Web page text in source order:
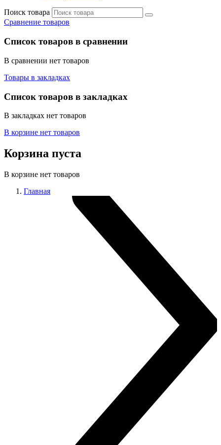
Поиск товара
Сравнение товаров
Список товаров в сравнении
В сравнении нет товаров
Товары в закладках
Список товаров в закладках
В закладках нет товаров
В корзине нет товаров
Корзина пуста
В корзине нет товаров
Главная